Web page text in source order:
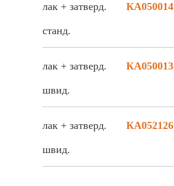
лак + затверд.
станд.
КА050014
лак + затверд.
швид.
КА050013
лак + затверд.
швид.
КА052126